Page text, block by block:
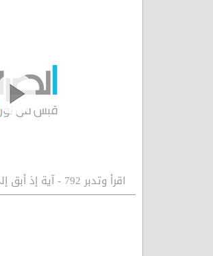
اقرأ وتدبر 792 - آية إذ أبق إلى الفلك المشحون